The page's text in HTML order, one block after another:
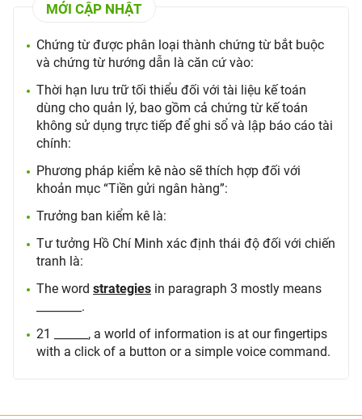
MỚI CẬP NHẬT
Chứng từ được phân loại thành chứng từ bắt buộc
và chứng từ hướng dẫn là căn cứ vào:
Thời hạn lưu trữ tối thiểu đối với tài liệu kế toán
dùng cho quản lý, bao gồm cả chứng từ kế toán
không sử dụng trực tiếp để ghi sổ và lập báo cáo tài
chính:
Phương pháp kiểm kê nào sẽ thích hợp đối với
khoản mục “Tiền gửi ngân hàng”:
Trưởng ban kiểm kê là:
Tư tưởng Hồ Chí Minh xác định thái độ đối với chiến
tranh là:
The word strategies in paragraph 3 mostly means
________.
21 ______, a world of information is at our fingertips
with a click of a button or a simple voice command.